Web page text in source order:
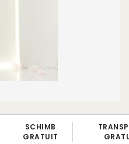
SCHIMB
GRATUIT